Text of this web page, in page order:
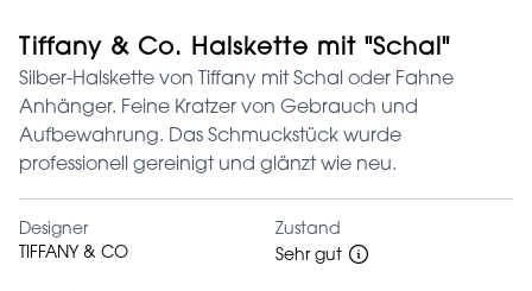
Tiffany & Co. Halskette mit "Schal"
Silber-Halskette von Tiffany mit Schal oder Fahne
Anhänger. Feine Kratzer von Gebrauch und
Aufbewahrung. Das Schmuckstück wurde
professionell gereinigt und glänzt wie neu.
Designer
TIFFANY & CO
Zustand
Sehr gut